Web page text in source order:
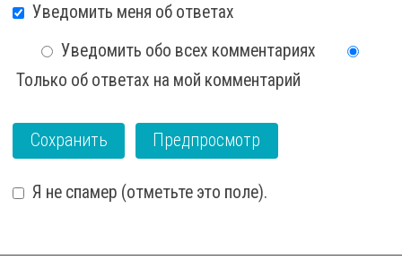
Уведомить меня об ответах
Уведомить обо всех комментариях
Только об ответах на мой комментарий
Я не спамер (отметьте это поле).